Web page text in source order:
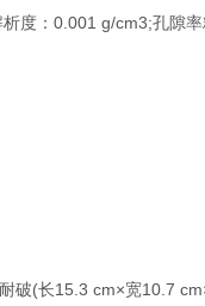
度：0.001 g/cm3;孔隙
破(长15.3 cm×宽10.7